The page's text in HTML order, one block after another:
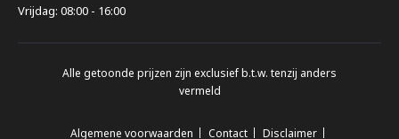
Vrijdag: 08:00 - 16:00
Alle getoonde prijzen zijn exclusief b.t.w. tenzij anders
vermeld
Algemene voorwaarden Contact Disclaimer